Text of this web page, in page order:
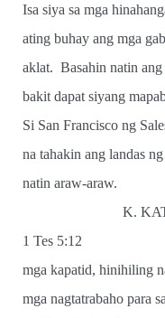
Isa siya sa mga
ating buhay ang mga
aklat. Basahin natin
bakit dapat siyang
Si San Francisco ng
na tahakin ang landas
natin araw-araw.
K.
1 Tes 5:12
mga kapatid, hinihiling
mga nagtatrabaho para